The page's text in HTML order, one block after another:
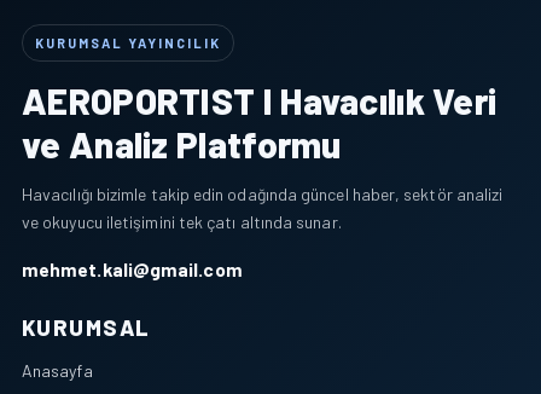
KURUMSAL YAYINCILIK
AEROPORTIST I Havacılık Veri
ve Analiz Platformu
Havacılığı bizimle takip edin odağında güncel haber, sektör analizi
ve okuyucu iletişimini tek çatı altında sunar.
mehmet.kali@gmail.com
KURUMSAL
Anasayfa